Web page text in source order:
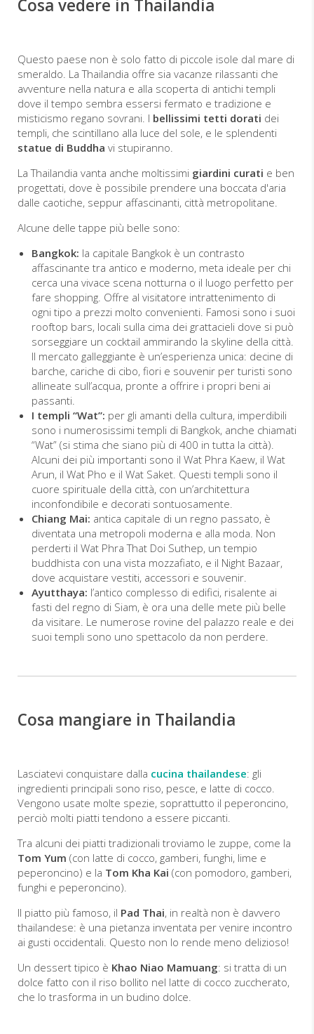
Cosa vedere in Thailandia
Questo paese non è solo fatto di piccole isole dal mare di
smeraldo. La Thailandia offre sia vacanze rilassanti che
avventure nella natura e alla scoperta di antichi templi
dove il tempo sembra essersi fermato e tradizione e
misticismo regano sovrani. I bellissimi tetti dorati dei
templi, che scintillano alla luce del sole, e le splendenti
statue di Buddha vi stupiranno.
La Thailandia vanta anche moltissimi giardini curati e ben
progettati, dove è possibile prendere una boccata d'aria
dalle caotiche, seppur affascinanti, città metropolitane.
Alcune delle tappe più belle sono:
Bangkok: la capitale Bangkok è un contrasto
affascinante tra antico e moderno, meta ideale per chi
cerca una vivace scena notturna o il luogo perfetto per
fare shopping. Offre al visitatore intrattenimento di
ogni tipo a prezzi molto convenienti. Famosi sono i suoi
rooftop bars, locali sulla cima dei grattacieli dove si può
sorseggiare un cocktail ammirando la skyline della città.
Il mercato galleggiante è un’esperienza unica: decine di
barche, cariche di cibo, fiori e souvenir per turisti sono
allineate sull’acqua, pronte a offrire i propri beni ai
passanti.
I templi “Wat”: per gli amanti della cultura, imperdibili
sono i numerosissimi templi di Bangkok, anche chiamati
“Wat” (si stima che siano più di 400 in tutta la città).
Alcuni dei più importanti sono il Wat Phra Kaew, il Wat
Arun, il Wat Pho e il Wat Saket. Questi templi sono il
cuore spirituale della città, con un’architettura
inconfondibile e decorati sontuosamente.
Chiang Mai: antica capitale di un regno passato, è
diventata una metropoli moderna e alla moda. Non
perderti il Wat Phra That Doi Suthep, un tempio
buddhista con una vista mozzafiato, e il Night Bazaar,
dove acquistare vestiti, accessori e souvenir.
Ayutthaya: l’antico complesso di edifici, risalente ai
fasti del regno di Siam, è ora una delle mete più belle
da visitare. Le numerose rovine del palazzo reale e dei
suoi templi sono uno spettacolo da non perdere.
Cosa mangiare in Thailandia
Lasciatevi conquistare dalla cucina thailandese: gli
ingredienti principali sono riso, pesce, e latte di cocco.
Vengono usate molte spezie, soprattutto il peperoncino,
perciò molti piatti tendono a essere piccanti.
Tra alcuni dei piatti tradizionali troviamo le zuppe, come la
Tom Yum (con latte di cocco, gamberi, funghi, lime e
peperoncino) e la Tom Kha Kai (con pomodoro, gamberi,
funghi e peperoncino).
Il piatto più famoso, il Pad Thai, in realtà non è davvero
thailandese: è una pietanza inventata per venire incontro
ai gusti occidentali. Questo non lo rende meno delizioso!
Un dessert tipico è Khao Niao Mamuang: si tratta di un
dolce fatto con il riso bollito nel latte di cocco zuccherato,
che lo trasforma in un budino dolce.